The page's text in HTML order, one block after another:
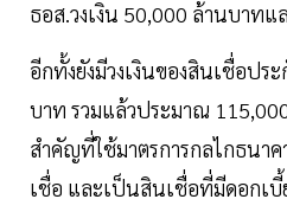
ธอส.วงเงิน 50,000 ล้านบาทแ
อีกทั้งยังมีวงเงินของสินเชื่อปร
บาท รวมแล้วประมาณ
สำคัญที่ใช้มาตรการกลไกธนา
เชื่อ และเป็นสินเชื่อที่มีดอกเบี้